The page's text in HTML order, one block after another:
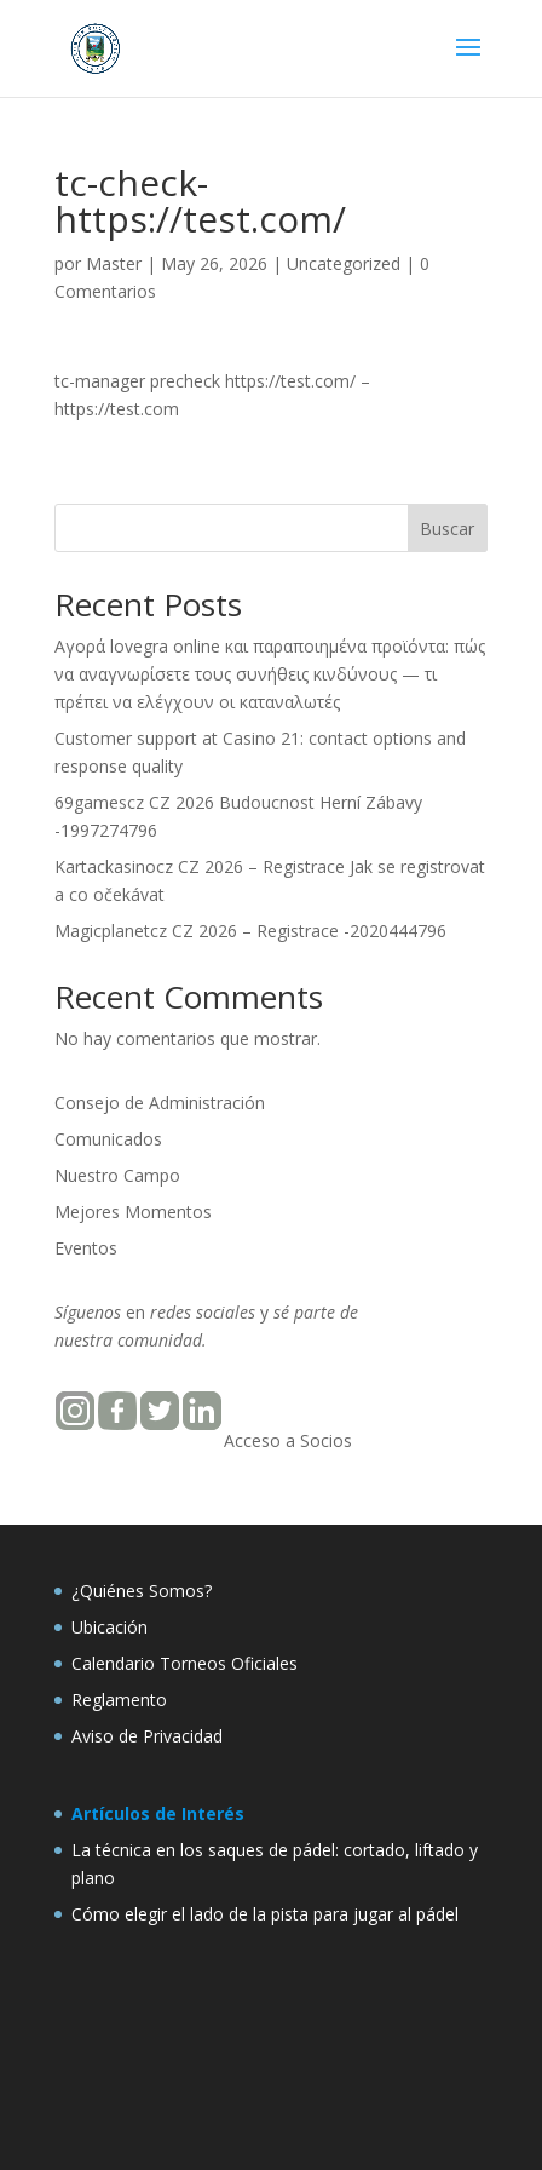
tc-check-
https://test.com/
por Master| May 26, 2026 | Uncategorized | 0
Comentarios
tc-manager precheck https://test.com/ –
https://test.com
Buscar
Recent Posts
Αγορά lovegra online και παραποιημένα προϊόντα: πώς
να αναγνωρίσετε τους συνήθεις κινδύνους — τι
πρέπει να ελέγχουν οι καταναλωτές
Customer support at Casino 21: contact options and
response quality
69gamescz CZ 2026 Budoucnost Herní Zábavy
-1997274796
Kartackasinocz CZ 2026 – Registrace Jak se registrovat
a co očekávat
Magicplanetcz CZ 2026 – Registrace -2020444796
Recent Comments
No hay comentarios que mostrar.
Consejo de Administración
Comunicados
Nuestro Campo
Mejores Momentos
Eventos
Síguenosen redes socialesy sé parte de
nuestracomunidad.
Acceso a Socios
¿Quiénes Somos?
Ubicación
Calendario Torneos Oficiales
Reglamento
Aviso de Privacidad
Artículos de Interés
La técnica en los saques de pádel: cortado, liftado y
plano
Cómo elegir el lado de la pista para jugar al pádel